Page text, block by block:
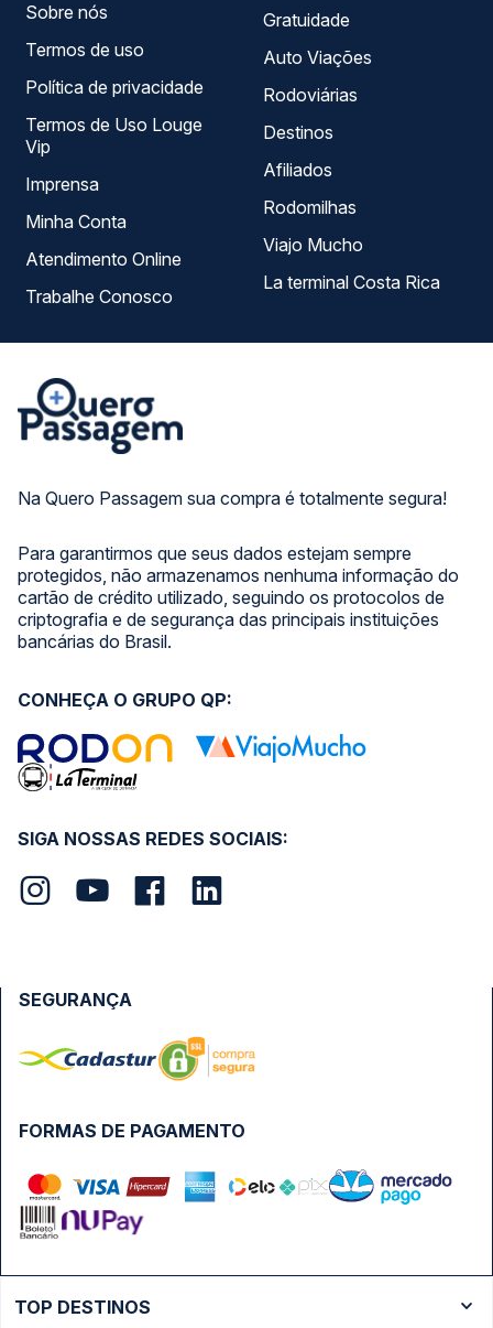
Na Quero Passagem sua compra é totalmente segura!
Para garantirmos que seus dados estejam sempre
protegidos, não armazenamos nenhuma informação do
cartão de crédito utilizado, seguindo os protocolos de
criptografia e de segurança das principais instituições
bancárias do Brasil.
Sobre nós
Termos de uso
Política de privacidade
Termos de Uso Louge
Vip
Imprensa
Minha Conta
Atendimento Online
Trabalhe Conosco
Gratuidade
Auto Viações
Rodoviárias
Destinos
Afiliados
Rodomilhas
Viajo Mucho
La terminal Costa Rica
SIGA NOSSAS REDES SOCIAIS:
CONHEÇA O GRUPO QP:
FORMAS DE PAGAMENTO
SEGURANÇA
TOP DESTINOS